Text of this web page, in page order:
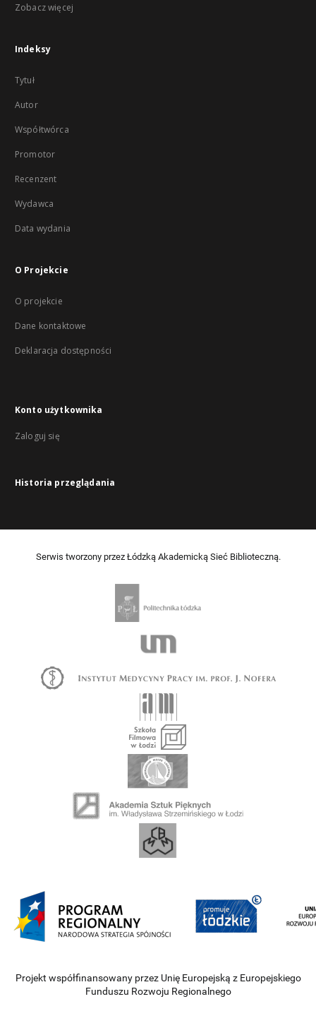
Zobacz więcej
Indeksy
Tytuł
Autor
Współtwórca
Promotor
Recenzent
Wydawca
Data wydania
O Projekcie
O projekcie
Dane kontaktowe
Deklaracja dostępności
Konto użytkownika
Zaloguj się
Historia przeglądania
Serwis tworzony przez Łódzką Akademicką Sieć Biblioteczną.
Projekt współfinansowany przez Unię Europejską z Europejskiego
Funduszu Rozwoju Regionalnego